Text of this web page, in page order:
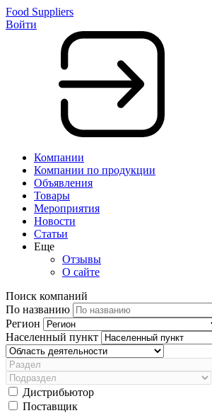
Food Suppliers
Войти
Компании
Компании по продукции
Объявления
Товары
Мероприятия
Новости
Статьи
Еще
Отзывы
О сайте
Поиск компаний
По названию
Регион
Населенный пункт
Дистрибьютор
Поставщик